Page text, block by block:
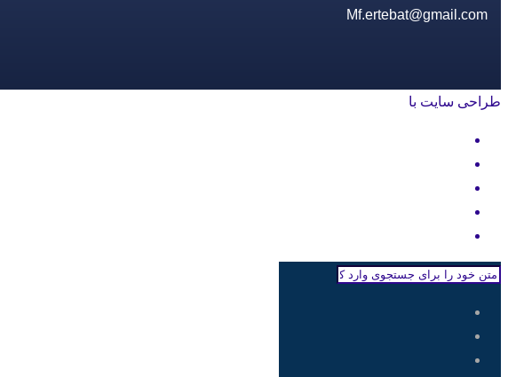
Mf.ertebat@gmail.com
طراحی سایت با